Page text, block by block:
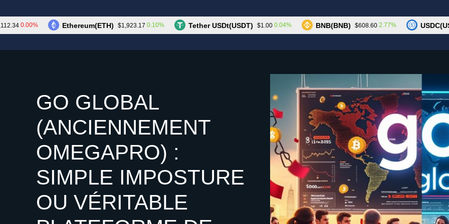
au
contenu
Les Cryptos Trump
GO GLOBAL
(ANCIENNEMENT
OMEGAPRO) :
SIMPLE IMPOSTURE
OU VÉRITABLE
0.00% Ethereum(ETH) $1,923.17 0.10% Tether USDt(USDT) $1.00 0.04% BNB(BNB) $608.60 2.77% USDC(USDC)